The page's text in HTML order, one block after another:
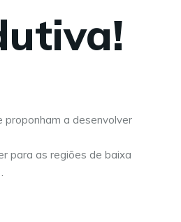
para as regiões de baixa